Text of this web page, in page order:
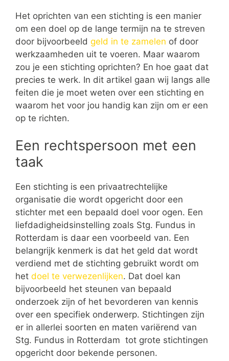
Het oprichten van een stichting is een manier
om een doel op de lange termijn na te streven
door bijvoorbeeld geld in te zamelen of door
werkzaamheden uit te voeren. Maar waarom
zou je een stichting oprichten? En hoe gaat dat
precies te werk. In dit artikel gaan wij langs alle
feiten die je moet weten over een stichting en
waarom het voor jou handig kan zijn om er een
op te richten.
Een rechtspersoon met een
taak
Een stichting is een privaatrechtelijke
organisatie die wordt opgericht door een
stichter met een bepaald doel voor ogen. Een
liefdadigheidsinstelling zoals Stg. Fundus in
Rotterdam is daar een voorbeeld van. Een
belangrijk kenmerk is dat het geld dat wordt
verdiend met de stichting gebruikt wordt om
het doel te verwezenlijken. Dat doel kan
bijvoorbeeld het steunen van bepaald
onderzoek zijn of het bevorderen van kennis
over een specifiek onderwerp. Stichtingen zijn
er in allerlei soorten en maten variërend van
Stg. Fundus in Rotterdam tot grote stichtingen
opgericht door bekende personen.